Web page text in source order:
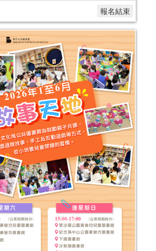
報名結束
”親子閲讀推廣活動
年01月06日
報名結束